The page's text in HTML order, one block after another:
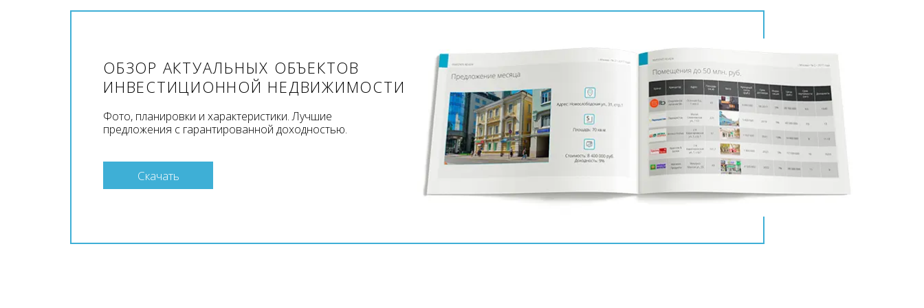
ОБЗОР АКТУАЛЬНЫХ ОБЪЕКТОВ
ИНВЕСТИЦИОННОЙ НЕДВИЖИМОСТИ
Фото, планировки и характеристики. Лучшие
предложения с гарантированной доходностью.
Скачать